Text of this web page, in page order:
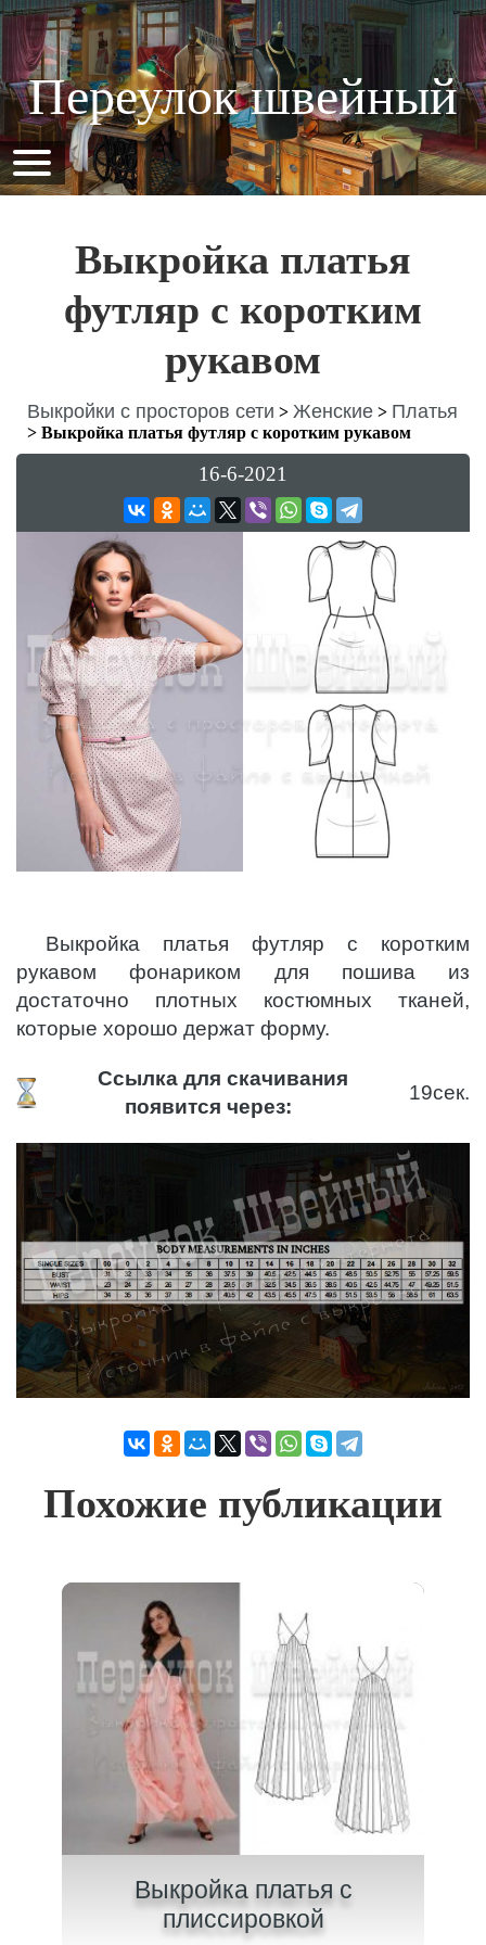
Переулок швейный
Выкройка платья
футляр с коротким
рукавом
Выкройки с просторов сети > Женские > Платья
> Выкройка платья футляр с коротким рукавом
16-6-2021
Выкройка платья футляр с коротким
рукавом фонариком для пошива из
достаточно плотных костюмных тканей,
которые хорошо держат форму.
Ссылка для скачивания
появится через:
19сек.
Похожие публикации
Выкройка платья с
плиссировкой